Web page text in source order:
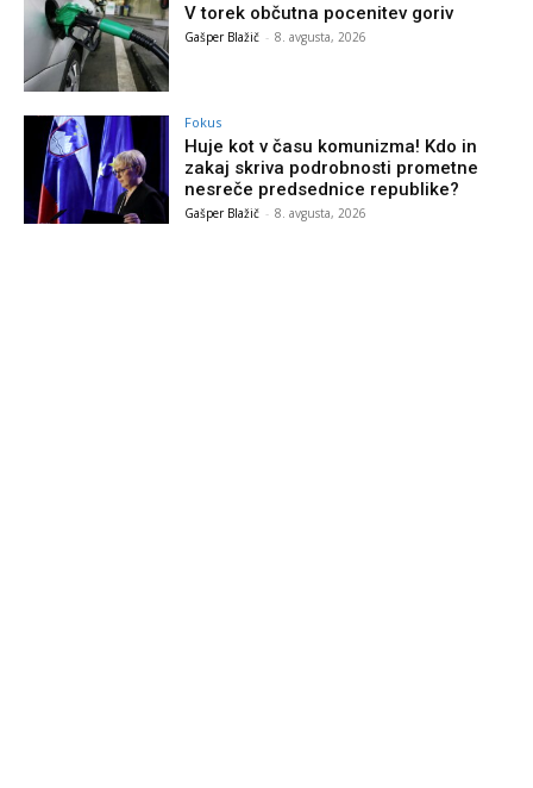
V torek občutna pocenitev goriv
Gašper Blažič - 8. avgusta, 2026
Fokus
Huje kot v času komunizma! Kdo in
zakaj skriva podrobnosti prometne
nesreče predsednice republike?
Gašper Blažič - 8. avgusta, 2026